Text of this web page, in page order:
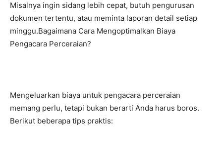
Misalnya ingin sidang lebih cepat, butuh pengurusan
dokumen tertentu, atau meminta laporan detail setiap
minggu.Bagaimana Cara Mengoptimalkan Biaya
Pengacara Perceraian?
Mengeluarkan biaya untuk pengacara perceraian
memang perlu, tetapi bukan berarti Anda harus boros.
Berikut beberapa tips praktis: